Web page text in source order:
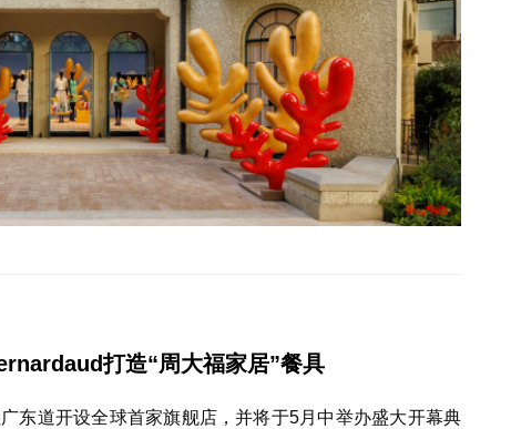
打造“周大福家居”餐具
东道开设全球首家旗舰店，并将于5月中举办盛大开幕典